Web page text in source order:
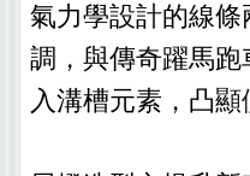
氣力學設計的線
調，與傳奇躍馬
入溝槽元素，凸